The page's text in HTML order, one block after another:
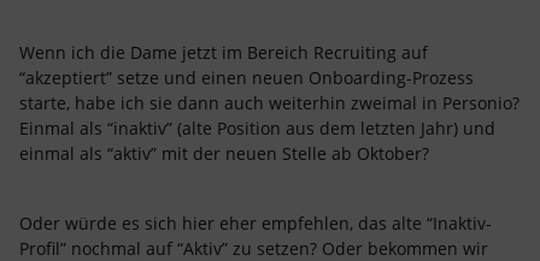
Wenn ich die Dame jetzt im Bereich Recruiting auf
“akzeptiert” setze und einen neuen Onboarding-Prozess
starte, habe ich sie dann auch weiterhin zweimal in Personio?
Einmal als “inaktiv” (alte Position aus dem letzten Jahr) und
einmal als “aktiv” mit der neuen Stelle ab Oktober?
Oder würde es sich hier eher empfehlen, das alte “Inaktiv-
Profil” nochmal auf “Aktiv” zu setzen? Oder bekommen wir